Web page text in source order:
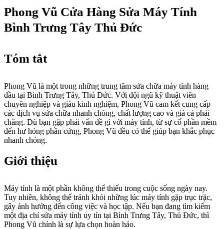
Phong Vũ Cửa Hàng Sửa Máy Tính
Bình Trưng Tây Thủ Đức
Tóm tắt
Phong Vũ là một trong những trung tâm sửa chữa máy tính hàng
đầu tại Bình Trưng Tây, Thủ Đức. Với đội ngũ kỹ thuật viên
chuyên nghiệp và giàu kinh nghiệm, Phong Vũ cam kết cung cấp
các dịch vụ sửa chữa nhanh chóng, chất lượng cao và giá cả phải
chăng. Dù bạn gặp phải vấn đề gì với máy tính, từ sự cố phần mềm
đến hư hỏng phần cứng, Phong Vũ đều có thể giúp bạn khắc phục
nhanh chóng.
Giới thiệu
Máy tính là một phần không thể thiếu trong cuộc sống ngày nay.
Tuy nhiên, không thể tránh khỏi những lúc máy tính gặp trục trặc,
gây ảnh hưởng đến công việc và học tập. Nếu bạn đang tìm kiếm
một địa chỉ sửa máy tính uy tín tại Bình Trưng Tây, Thủ Đức, thì
Phong Vũ chính là sự lựa chọn hoàn hảo.